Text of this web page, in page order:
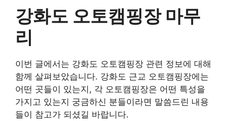
강화도 오토캠핑장 마무
리
이번 글에서는 강화도 오토캠핑장 관련 정보에 대해
함께 살펴보았습니다. 강화도 근교 오토캠핑장에는
어떤 곳들이 있는지, 각 오토캠핑장은 어떤 특성을
가지고 있는지 궁금하신 분들이라면 말씀드린 내용
들이 참고가 되셨길 바랍니다.